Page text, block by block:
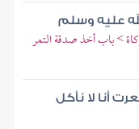
عليه وسلم
> باب أخذ صدقة التمر
أنا لا نأكل